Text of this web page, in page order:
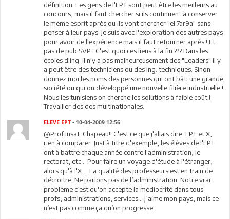
définition. Les gens de l'EPT sont peut être les meilleurs au
concours, mais il faut chercher si ils continuent à conserver
le même esprit après ou ils vont chercher "el 7ar9a" sans
penser à leur pays. Je suis avec l'exploration des autres pays
pour avoir de l'expérience mais il faut retourner après ! Et
pas de pub SVP ! C'est quoi ces liens à la fin ??? Dans les
écoles d'ing. il n'y a pas malheureusement des "Leaders" il y
a peut être des techniciens ou des ing. techniques. Sinon
donnez moi les noms des personnes qui ont bâti une grande
société ou qui on développé une nouvelle filière industrielle !
Nous les tunisiens on cherche les solutions à faible coût !
Travailler des des multinationales.
ELEVE EPT - 10-04-2009 12:56
@Prof.Insat: Chapeau!! C'est ce que j'allais dire. EPT et X,
rien à comparer. Just à titre d'exemple, les élèves de l'EPT
ont à battre chaque année contre l'administration, le
rectorat, etc... Pour faire un voyage d'étude à l'étranger,
alors qu'à l'X.... La qualité des professeurs est en train de
décroitre. Ne parlons pas de l’administration. Notre vrai
problème c’est qu'on accepte la médiocrité dans tous:
profs, administrations, services... J’aime mon pays, mais ce
n’est pas comme ça qu’on progresse.